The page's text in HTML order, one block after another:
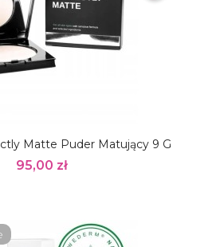
Matte Puder Matujący 9 G
95,00 zł